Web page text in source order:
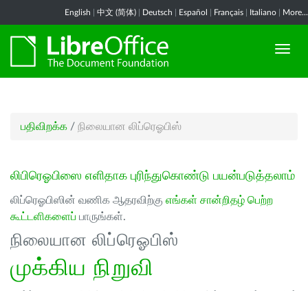
English 中文 (简体) Deutsch Español Français Italiano More...
பதிவிறக்க / நிலையான லிப்ரெஓபிஸ்
லிபிரெஓபிஸை எளிதாக புரிந்துகொண்டு பயன்படுத்தலாம்
லிப்ரெஓபிஸின் வணிக ஆதரவிற்கு எங்கள் சான்றிதழ் பெற்ற
கூட்டளிகளைப் பாருங்கள்.
நிலையான லிப்ரெஓபிஸ்
முக்கிய நிறுவி